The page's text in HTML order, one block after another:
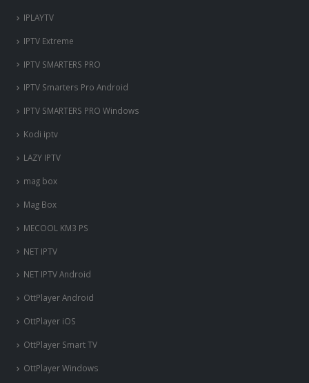
IPLAYTV
IPTV Extreme
IPTV SMARTERS PRO
IPTV Smarters Pro Android
IPTV SMARTERS PRO Windows
Kodi iptv
LAZY IPTV
mag box
Mag Box
MECOOL KM3 PS
NET IPTV
NET IPTV Android
OttPlayer Android
OttPlayer iOS
OttPlayer Smart TV
OttPlayer Windows